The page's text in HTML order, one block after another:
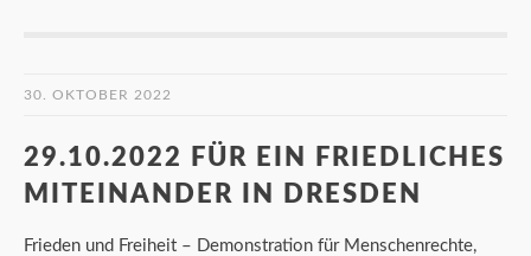
30. OKTOBER 2022
29.10.2022 FÜR EIN FRIEDLICHES
MITEINANDER IN DRESDEN
Frieden und Freiheit – Demonstration für Menschenrechte,